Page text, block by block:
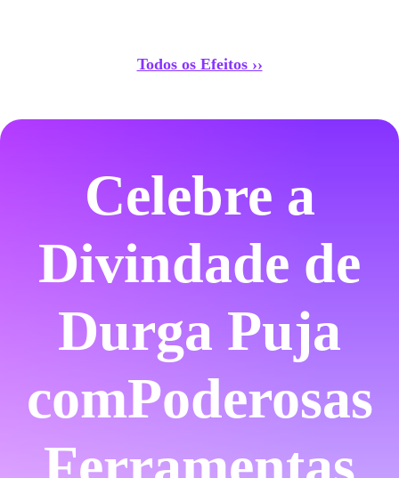
Todos os Efeitos ››
Celebre a
Divindade de
Durga Puja
comPoderosas